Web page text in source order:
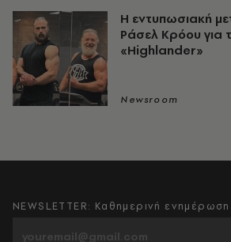
Η εντυπωσιακή
Ράσελ Κρόου για
«Highlander»
Newsroom
NEWSLETTER: Καθημερινή